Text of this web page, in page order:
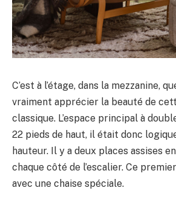
C’est à l’étage, dans la mezzanine,
vraiment apprécier la beauté de
classique. L’espace principal à
22 pieds de haut, il était donc
hauteur. Il y a deux places assises
chaque côté de l’escalier. Ce
avec une chaise spéciale.